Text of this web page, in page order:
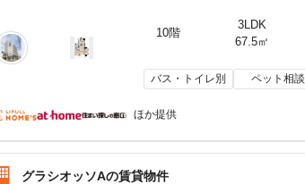
10階
3LDK
67.5㎡
バス・トイレ別 ペット相談
ほか提供
グラシオッソAの賃貸物件